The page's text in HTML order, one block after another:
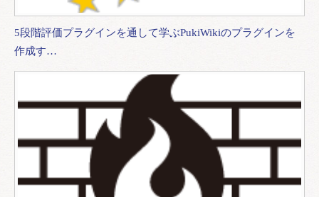
5段階評価プラグインを通して学ぶPukiWikiのプラグインを
作成す…